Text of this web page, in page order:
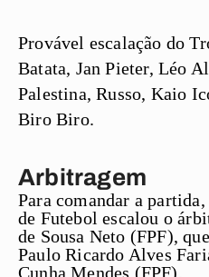
Provável escalação do
Batata, Jan Pieter, Léo
Palestina, Russo, Kaio
Biro Biro.
Arbitragem
Para comandar a
de Futebol escalou o
de Sousa Neto (FPF),
Paulo Ricardo Alves
Cunha Mendes (FPF).